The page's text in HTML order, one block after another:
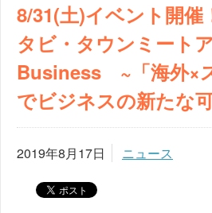
8/31(土)イベント開催
タビ・タウンミート
Business ~「海外×
でビジネスの新たな
2019年8月17日 ニュース